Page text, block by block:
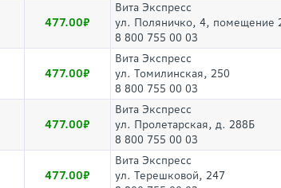
477.00
Вита Экспресс
ул. Поляничко, 4, помещение
8 800 755 00 03
477.00
Вита Экспресс
ул. Томилинская, 250
8 800 755 00 03
477.00
Вита Экспресс
ул. Пролетарская, д. 288Б
8 800 755 00 03
477.00
Вита Экспресс
ул. Терешковой, 247